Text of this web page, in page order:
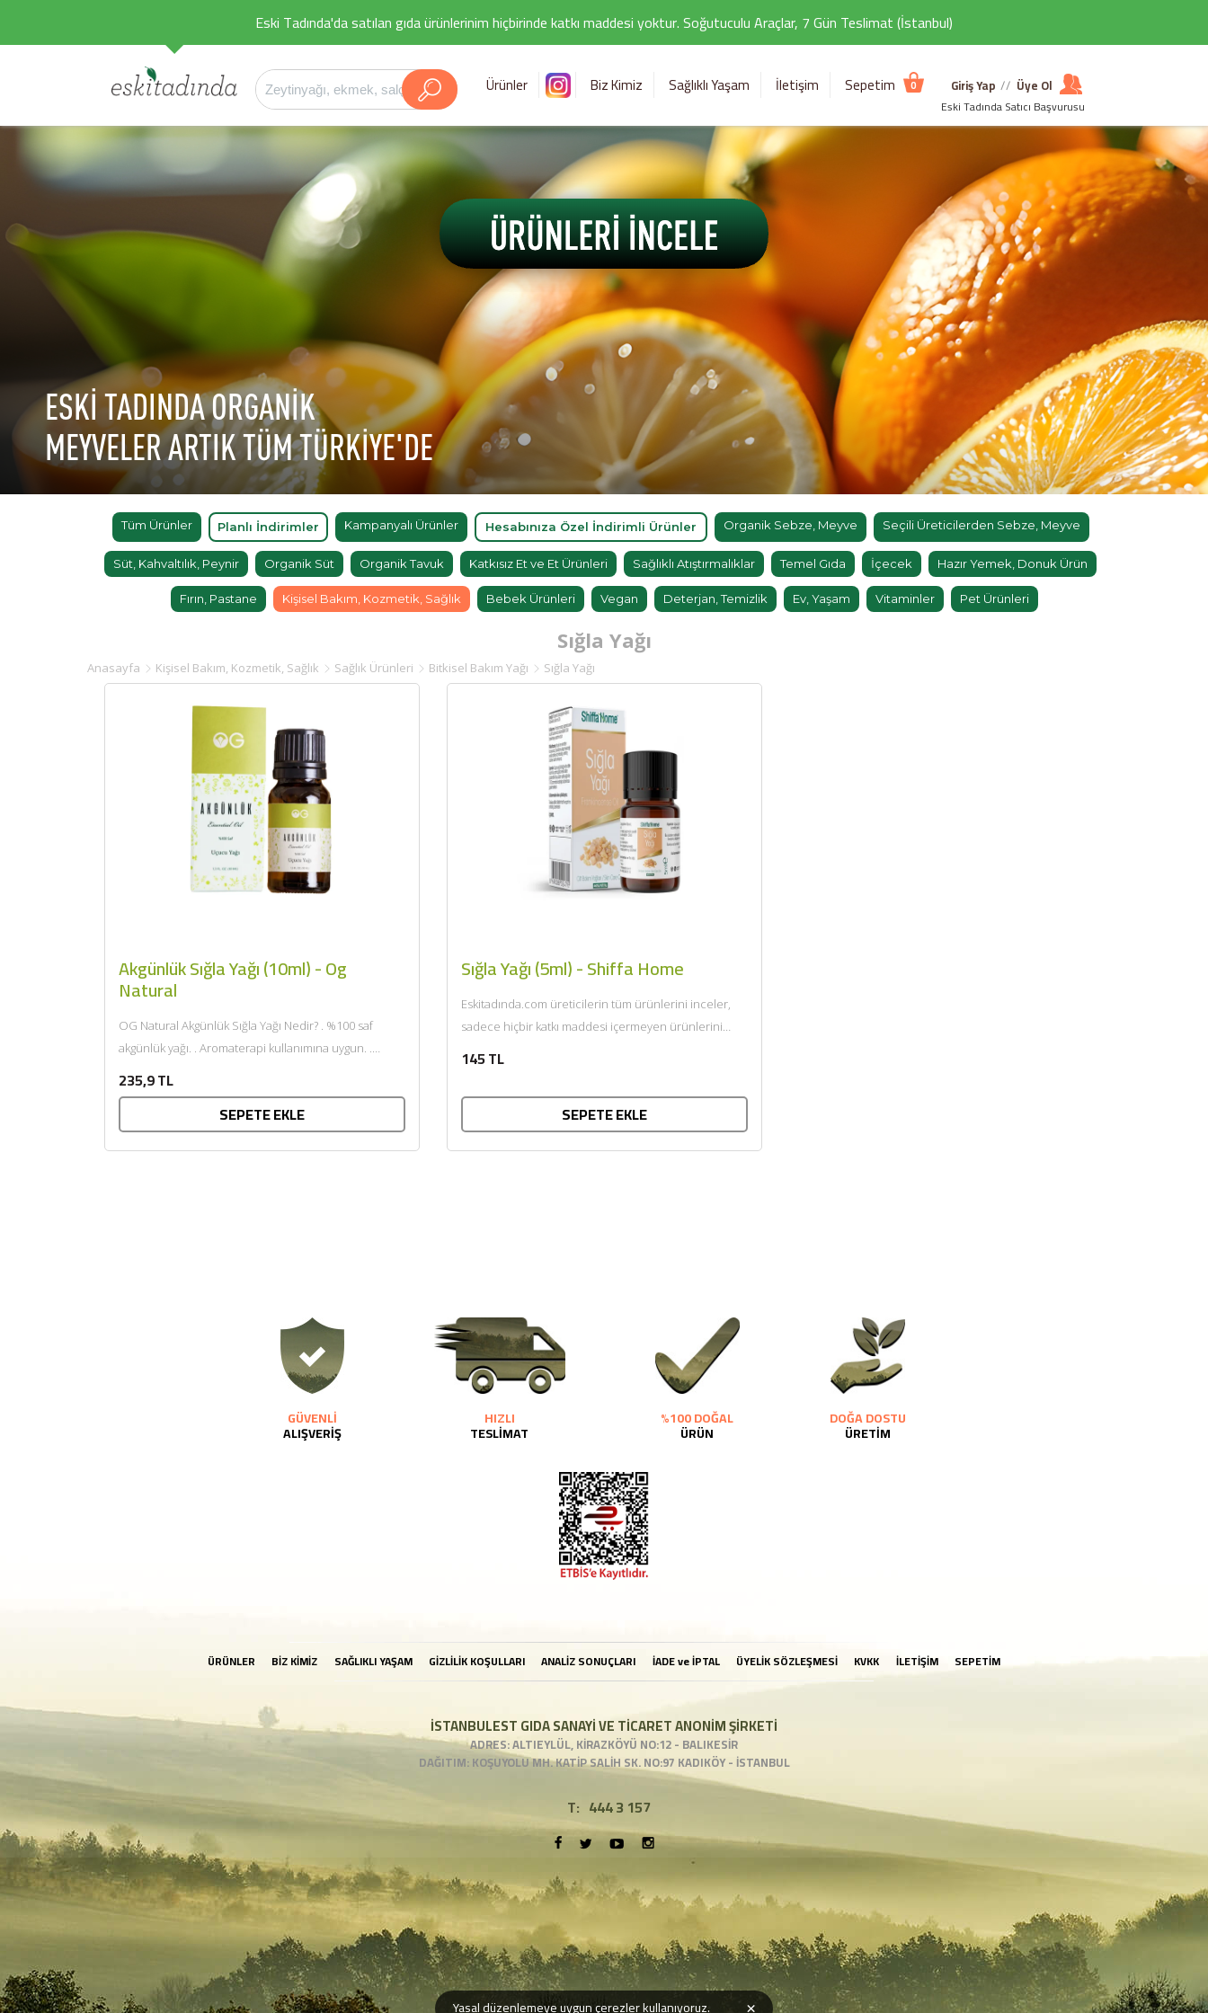
Eski Tadında'da satılan gıda ürünlerinim hiçbirinde katkı maddesi yoktur. Soğutuculu Araçlar, 7 Gün Teslimat (İstanbul)
Ürünler Biz Kimiz Sağlıklı Yaşam İletişim Sepetim 0 Giriş Yap // Üye Ol
Eski Tadında Satıcı Başvurusu
ESKİ TADINDA ORGANİK
MEYVELER ARTIK TÜM TÜRKİYE'DE
Tüm Ürünler Planlı İndirimler Kampanyalı Ürünler Hesabınıza Özel İndirimli Ürünler Organik Sebze, Meyve Seçili Üreticilerden Sebze, Meyve
Süt, Kahvaltılık, Peynir Organik Süt Organik Tavuk Katkısız Et ve Et Ürünleri Sağlıklı Atıştırmalıklar Temel Gıda İçecek Hazır Yemek, Donuk Ürün
Fırın, Pastane Kişisel Bakım, Kozmetik, Sağlık Bebek Ürünleri Vegan Deterjan, Temizlik Ev, Yaşam Vitaminler Pet Ürünleri
Sığla Yağı
Anasayfa Kişisel Bakım, Kozmetik, Sağlık Sağlık Ürünleri Bitkisel Bakım Yağı Sığla Yağı
Akgünlük Sığla Yağı (10ml) - Og
Natural
OG Natural Akgünlük Sığla Yağı Nedir? . %100 saf
akgünlük yağı. . Aromaterapi kullanımına uygun. .
235,9 TL
SEPETE EKLE
Sığla Yağı (5ml) - Shiffa Home
Eskitadında.com üreticilerin tüm ürünlerini inceler,
sadece hiçbir katkı maddesi içermeyen ürünlerini
145 TL
SEPETE EKLE
GÜVENLİ
ALIŞVERİŞ
HIZLI
TESLİMAT
%100 DOĞAL
ÜRÜN
DOĞA DOSTU
ÜRETİM
ÜRÜNLER BİZ KİMİZ SAĞLIKLI YAŞAM GİZLİLİK KOŞULLARI ANALİZ SONUÇLARI İADE ve İPTAL ÜYELİK SÖZLEŞMESİ KVKK İLETİŞİM SEPETİM
İSTANBULEST GIDA SANAYİ VE TİCARET ANONİM ŞİRKETİ
ADRES: ALTIEYLÜL, KİRAZKÖYÜ NO:12 - BALIKESİR
DAĞITIM: KOŞUYOLU MH. KATİP SALİH SK. NO:97 KADIKÖY - İSTANBUL
T: 444 3 157
2320,00 TL
2100,00 TL
Sızma Zeytinyağı (2025
Yeni Hasat, Güney Ege, 5
Litre) - AtcaNova
Yasal düzenlemeye uygun çerezler kullanıyoruz. ×